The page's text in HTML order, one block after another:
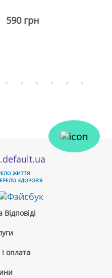
грн
ЖИТТЯ
ЗДОРОВ'Я
оплата